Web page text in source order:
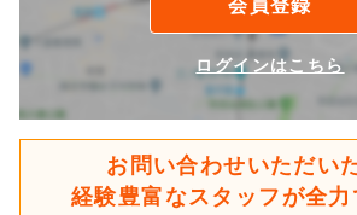
会員登録
ログインはこちら
お問い合わせいただい
経験豊富なスタッフが全力